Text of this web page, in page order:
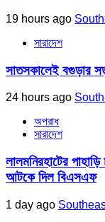
19 hours ago
সারাদেশ
সাতসকালেই বগুড়ার
24 hours ago
অপরাধ
সারাদেশ
লালমনিরহাটের
আটকে দিল বিএসএফ
1 day ago